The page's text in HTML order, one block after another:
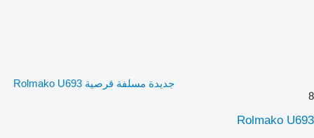
جديدة مسلفة قرصية Rolmako U693
8
Rolmako U693